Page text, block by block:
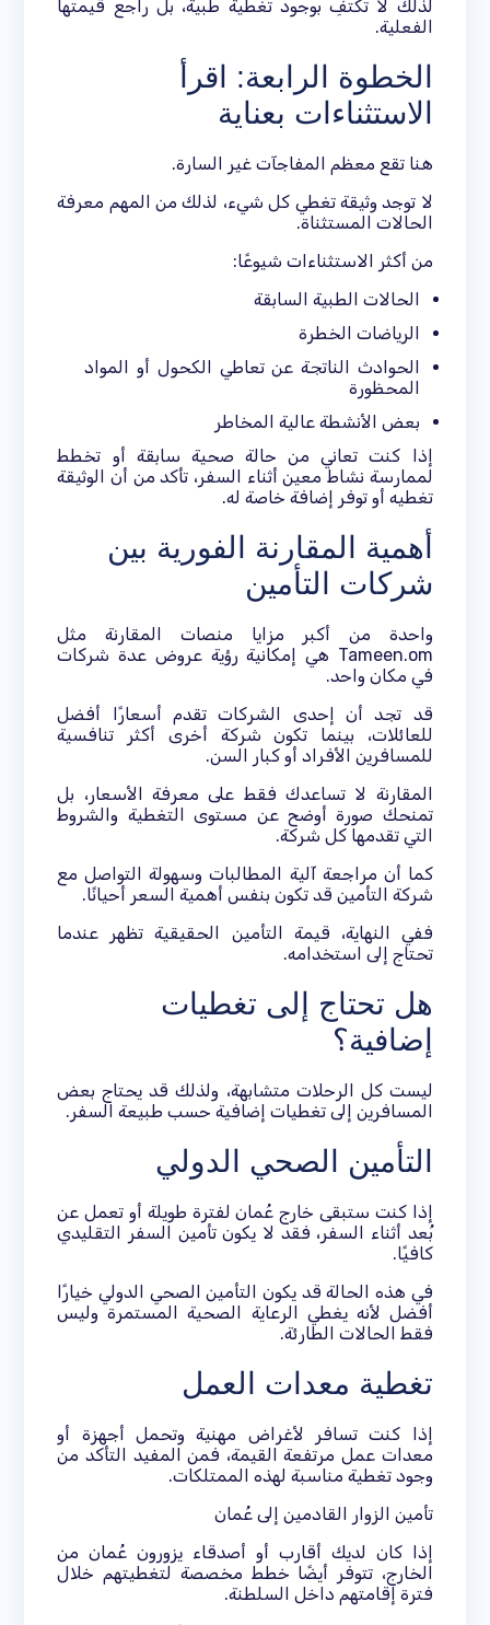
لذلك لا تكتفِ بوجود تغطية طبية، بل راجع قيمتها
الفعلية.
الخطوة الرابعة: اقرأ
الاستثناءات بعناية
هنا تقع معظم المفاجآت غير السارة.
لا توجد وثيقة تغطي كل شيء، لذلك من المهم معرفة
الحالات المستثناة.
من أكثر الاستثناءات شيوعًا:
الحالات الطبية السابقة
الرياضات الخطرة
الحوادث الناتجة عن تعاطي الكحول أو المواد
المحظورة
بعض الأنشطة عالية المخاطر
إذا كنت تعاني من حالة صحية سابقة أو تخطط
لممارسة نشاط معين أثناء السفر، تأكد من أن الوثيقة
تغطيه أو توفر إضافة خاصة له.
أهمية المقارنة الفورية بين
شركات التأمين
واحدة من أكبر مزايا منصات المقارنة مثل
Tameen.om هي إمكانية رؤية عروض عدة شركات
في مكان واحد.
قد تجد أن إحدى الشركات تقدم أسعارًا أفضل
للعائلات، بينما تكون شركة أخرى أكثر تنافسية
للمسافرين الأفراد أو كبار السن.
المقارنة لا تساعدك فقط على معرفة الأسعار، بل
تمنحك صورة أوضح عن مستوى التغطية والشروط
التي تقدمها كل شركة.
كما أن مراجعة آلية المطالبات وسهولة التواصل مع
شركة التأمين قد تكون بنفس أهمية السعر أحيانًا.
ففي النهاية، قيمة التأمين الحقيقية تظهر عندما
تحتاج إلى استخدامه.
هل تحتاج إلى تغطيات
إضافية؟
ليست كل الرحلات متشابهة، ولذلك قد يحتاج بعض
المسافرين إلى تغطيات إضافية حسب طبيعة السفر.
التأمين الصحي الدولي
إذا كنت ستبقى خارج عُمان لفترة طويلة أو تعمل عن
بُعد أثناء السفر، فقد لا يكون تأمين السفر التقليدي
كافيًا.
في هذه الحالة قد يكون التأمين الصحي الدولي خيارًا
أفضل لأنه يغطي الرعاية الصحية المستمرة وليس
فقط الحالات الطارئة.
تغطية معدات العمل
إذا كنت تسافر لأغراض مهنية وتحمل أجهزة أو
معدات عمل مرتفعة القيمة، فمن المفيد التأكد من
وجود تغطية مناسبة لهذه الممتلكات.
تأمين الزوار القادمين إلى عُمان
إذا كان لديك أقارب أو أصدقاء يزورون عُمان من
الخارج، تتوفر أيضًا خطط مخصصة لتغطيتهم خلال
فترة إقامتهم داخل السلطنة.